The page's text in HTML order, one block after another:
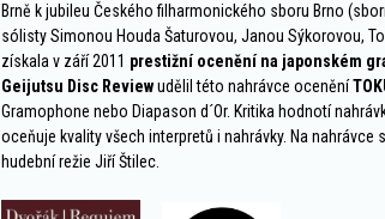
Brně k jubileu Českého filharmonického sboru Brno
sólisty Simonou Houda Šaturovou, Janou Sýkorovou,
získala v září 2011 prestižní ocenění na japonském
Geijutsu Disc Reviewudělil této nahrávce ocenění
Gramophone nebo Diapason d´Or. Kritika hodnotí
oceňuje kvality všech interpretů i nahrávky. Na
hudební režie Jiří Štilec.